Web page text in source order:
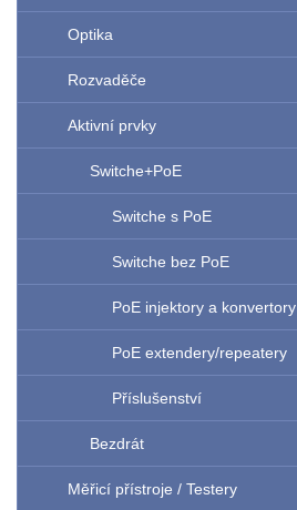
Optika
Rozvaděče
Aktivní prvky
Switche+PoE
Switche s PoE
Switche bez PoE
PoE injektory a konvertory
PoE extendery/repeatery
Příslušenství
Bezdrát
Měřicí přístroje / Testery